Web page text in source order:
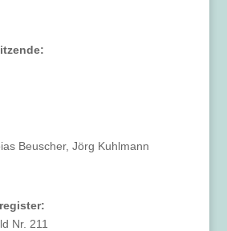
Beuscher, Jörg Kuhlmann
Nr. 211